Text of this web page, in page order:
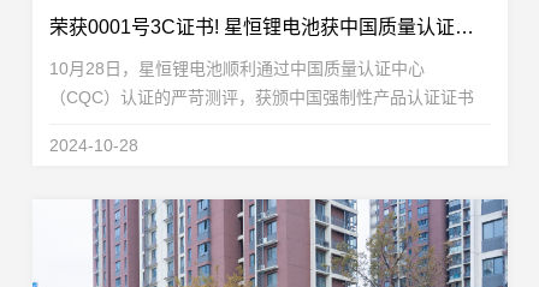
荣获0001号3C证书! 星恒锂电池获中国质量认证中心CQC权威认证
10月28日，星恒锂电池顺利通过中国质量认证中心
（CQC）认证的严苛测评，获颁中国强制性产品认证证书
龙头，星恒电源在行业合规化变革之际，率先完成国...
2024-10-28